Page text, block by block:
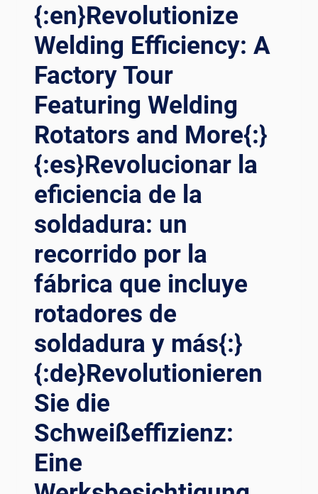
{:en}Revolutionize
Welding Efficiency: A
Factory Tour
Featuring Welding
Rotators and More{:}
{:es}Revolucionar la
eficiencia de la
soldadura: un
recorrido por la
fábrica que incluye
rotadores de
soldadura y más{:}
{:de}Revolutionieren
Sie die
Schweißeffizienz:
Eine